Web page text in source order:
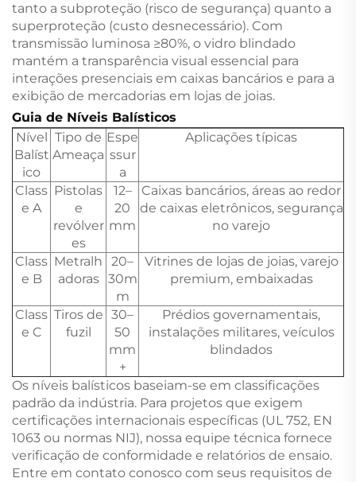
tanto a subproteção (risco de segurança) quanto a
superproteção (custo desnecessário). Com
transmissão luminosa ≥80%, o vidro blindado
mantém a transparência visual essencial para
interações presenciais em caixas bancários e para a
exibição de mercadorias em lojas de joias.
Guia de Níveis Balísticos
Nível
Balíst
ico
Tipo de
Ameaça
Espe
ssur
a
Aplicações típicas
Class
e A
Pistolas
e
revólver
es
12–
20
mm
Caixas bancários, áreas ao redor
de caixas eletrônicos, segurança
no varejo
Class
e B
Metralh
adoras
20–
30m
m
Vitrines de lojas de joias, varejo
premium, embaixadas
Class
e C
Tiros de
fuzil
30–
50
mm
+
Prédios governamentais,
instalações militares, veículos
blindados
Os níveis balísticos baseiam-se em classificações
padrão da indústria. Para projetos que exigem
certificações internacionais específicas (UL 752, EN
1063 ou normas NIJ), nossa equipe técnica fornece
verificação de conformidade e relatórios de ensaio.
Entre em contato conosco com seus requisitos de